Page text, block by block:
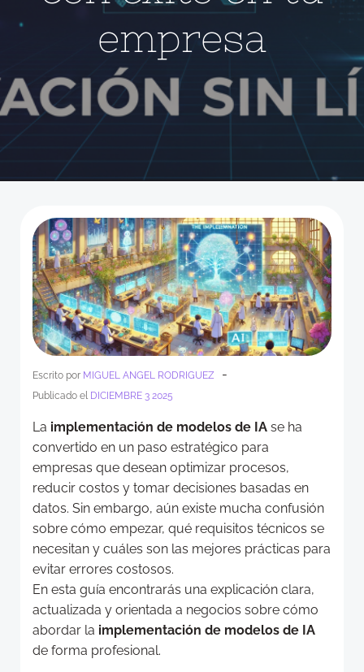
empresa
Escrito por MIGUEL ANGEL RODRIGUEZ -
Publicado el DICIEMBRE 3 2025
La implementación de modelos de IA se ha
convertido en un paso estratégico para
empresas que desean optimizar procesos,
reducir costos y tomar decisiones basadas en
datos. Sin embargo, aún existe mucha confusión
sobre cómo empezar, qué requisitos técnicos se
necesitan y cuáles son las mejores prácticas para
evitar errores costosos.
En esta guía encontrarás una explicación clara,
actualizada y orientada a negocios sobre cómo
abordar la implementación de modelos de IA
de forma profesional.